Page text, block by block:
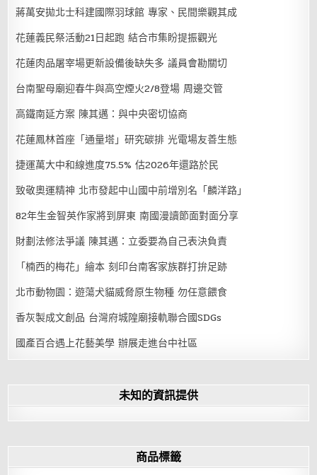
蔣萬安拋北士科建國際羽球館 專家、民間樂觀其成
花蓮義民祭活動21日起跑 結合市集盼提振觀光
花蓮肉品屠宰場更新設備後缺失多 議員會勘關切
台南聖母廟迎春牛與高空煙火2/8登場 周邊交管
高鐵南延方案 陳其邁：與中央密切協商
花蓮鳳林首座「通量塔」研究碳排 光電場友善生態
捷運萬大中和線進度75.5% 估2026年還路於民
致敬奧運精神 北市發起中山國中前增別名「麟洋路」
82年生金智英作家將到屏東 南國漫讀節面對面分享
財劃法修法爭議 陳其邁：立委要為自己表決負責
「楠西的梅花」繪本 刻印台南客家族群打拚足跡
北市動物園：遊蕩犬貓威脅原生物種 勿任意餵食
香灰製成文創品 台灣府城隍廟接軌聯合國SDGs
國產百合遇上花藝美學 辦展走進台中社區
未知的資訊提供
商品標籤